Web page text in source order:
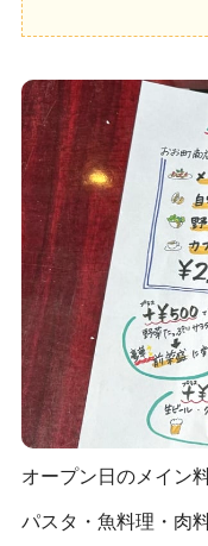
オープン日のメイン
パスタ・魚料理・肉